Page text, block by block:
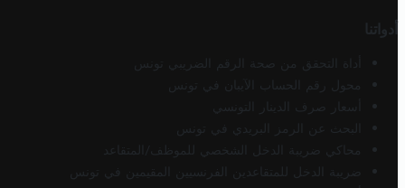
أدواتنا
أداة التحقق من صحة الرقم الضريبي تونس
محول رقم الحساب الآيبان في تونس
أسعار صرف الدينار التونسي
البحث عن الرمز البريدي في تونس
محاكي ضريبة الدخل الشخصي للموظف/المتقاعد
ضريبة الدخل للمتقاعدين الفرنسيين المقيمين في تونس